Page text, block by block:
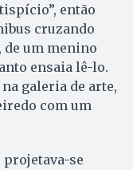
então
cruzando
de um menino
ensaia lê-lo.
galeria de arte,
com um
projetava-se